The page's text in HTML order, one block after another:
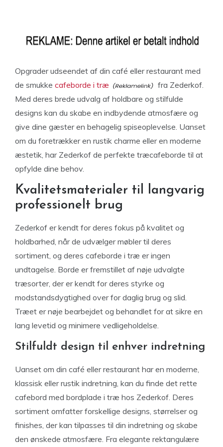
Opgrader udseendet af din café eller restaurant med
de smukke cafeborde i træ
fra Zederkof.
Med deres brede udvalg af holdbare og stilfulde
designs kan du skabe en indbydende atmosfære og
give dine gæster en behagelig spiseoplevelse. Uanset
om du foretrækker en rustik charme eller en moderne
æstetik, har Zederkof de perfekte træcafeborde til at
opfylde dine behov.
Kvalitetsmaterialer til langvarig
professionelt brug
Zederkof er kendt for deres fokus på kvalitet og
holdbarhed, når de udvælger møbler til deres
sortiment, og deres cafeborde i træ er ingen
undtagelse. Borde er fremstillet af nøje udvalgte
træsorter, der er kendt for deres styrke og
modstandsdygtighed over for daglig brug og slid.
Træet er nøje bearbejdet og behandlet for at sikre en
lang levetid og minimere vedligeholdelse.
Stilfuldt design til enhver indretning
Uanset om din café eller restaurant har en moderne,
klassisk eller rustik indretning, kan du finde det rette
cafebord med bordplade i træ hos Zederkof. Deres
sortiment omfatter forskellige designs, størrelser og
finishes, der kan tilpasses til din indretning og skabe
den ønskede atmosfære. Fra elegante rektangulære